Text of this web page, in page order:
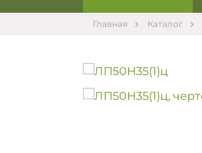
Главная Каталог